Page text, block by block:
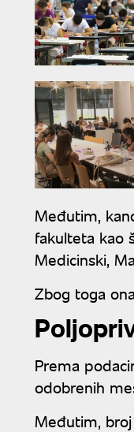
Međutim,
fakulteta kao
Medicinski,
Zbog toga
Prema
odobrenih
Međutim,